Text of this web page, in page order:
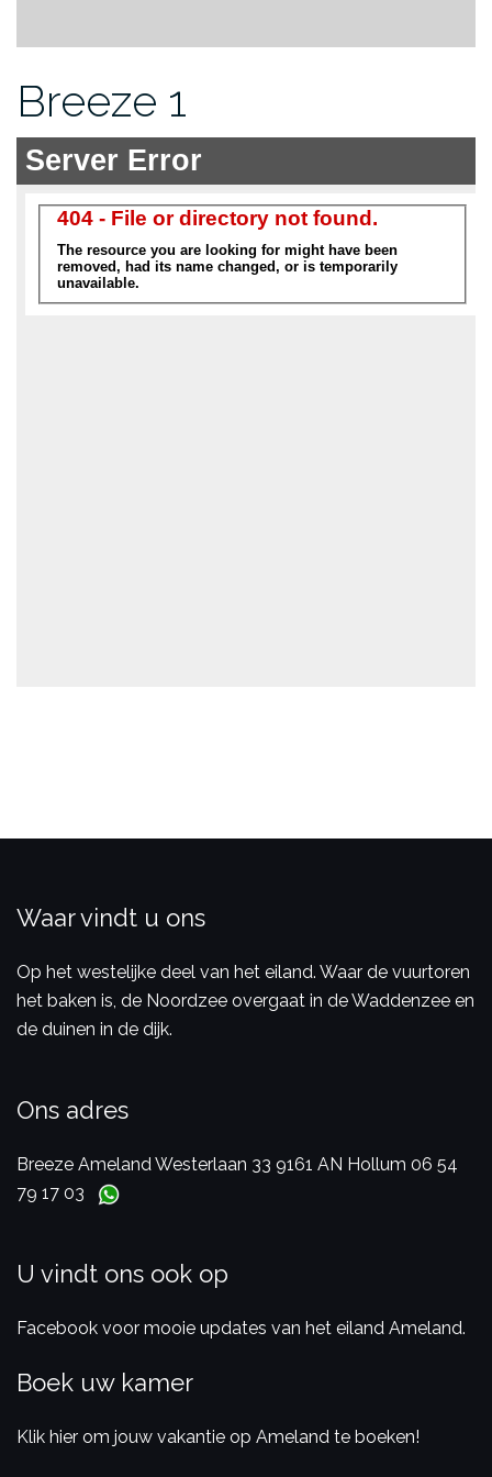
Breeze 1
Waar vindt u ons
Op het westelijke deel van het eiland. Waar de vuurtoren
het baken is, de Noordzee overgaat in de Waddenzee en
de duinen in de dijk.
Ons adres
Breeze AmelandWesterlaan 33 9161 AN Hollum 06 54
79 17 03
U vindt ons ook op
Facebook voor mooie updates van het eiland Ameland.
Boek uw kamer
Klik hier om jouw vakantie op Ameland te boeken!